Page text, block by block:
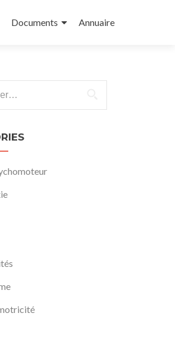
Documents Annuaire